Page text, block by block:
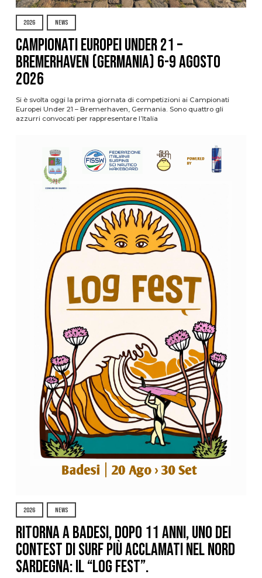
2026 NEWS
Campionati Europei Under 21 –
Bremerhaven (Germania) 6-9 agosto
2026
Si è svolta oggi la prima giornata di competizioni ai Campionati
Europei Under 21 – Bremerhaven, Germania. Sono quattro gli
azzurri convocati per rappresentare l’Italia
2026 NEWS
Ritorna a Badesi, dopo 11 anni, uno dei
contest di surf più acclamati nel nord
Sardegna: il “Log Fest”.